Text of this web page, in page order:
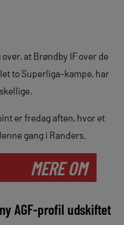
at Brøndby IF over de
to Superliga-kampe, har
er fredag aften, hvor et
gang i Randers.
MERE OM
AGF-profil udskiftet